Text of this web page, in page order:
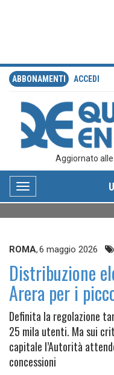
ABBONAMENTI ACCEDI
Aggiornato
Toggle
navigation
ROMA,6 maggio 2026
Distribuzione
Arera per i
Definita la regolazione
25 mila utenti. Ma sui
capitale l’Autorità
concessioni